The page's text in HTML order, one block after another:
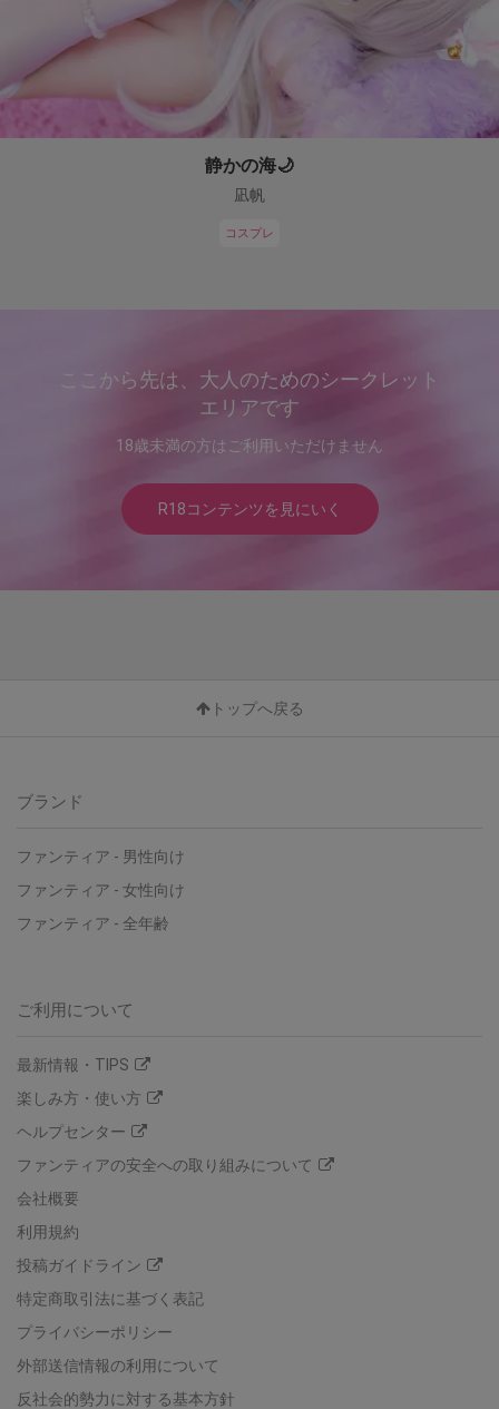
静かの海🌙
凪帆
コスプレ
ここから先は、大人のためのシークレット
エリアです
18歳未満の方はご利用いただけません
R18コンテンツを見にいく
トップへ戻る
ブランド
ファンティア - 男性向け
ファンティア - 女性向け
ファンティア - 全年齢
ご利用について
最新情報・TIPS
楽しみ方・使い方
ヘルプセンター
ファンティアの安全への取り組みについて
会社概要
利用規約
投稿ガイドライン
特定商取引法に基づく表記
プライバシーポリシー
外部送信情報の利用について
反社会的勢力に対する基本方針